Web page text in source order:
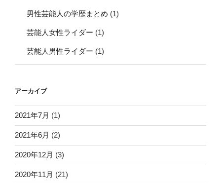
男性芸能人の学歴まとめ (1)
芸能人女性ライダー (1)
芸能人男性ライダー (1)
アーカイブ
2021年7月 (1)
2021年6月 (2)
2020年12月 (3)
2020年11月 (21)